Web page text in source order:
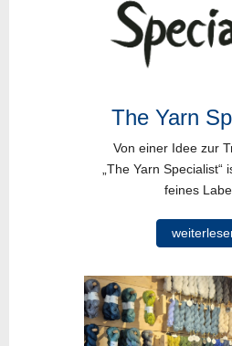
The Yarn
Von einer Idee zur
„The Yarn Specialist“
feines